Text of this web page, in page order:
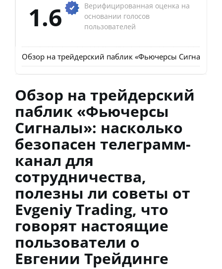
1.6
Верифицированная оценка на
основании голосов
пользователей
Обзор на трейдерский паблик «Фьючерсы Сигналы»:
Обзор на трейдерский
паблик «Фьючерсы
Сигналы»: насколько
безопасен телеграмм-
канал для
сотрудничества,
полезны ли советы от
Evgeniy Trading, что
говорят настоящие
пользователи о
Евгении Трейдинге